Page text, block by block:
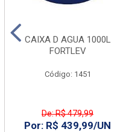
CAIXA D AGUA 1000L
FORTLEV
Código: 1451
De: R$ 479,99
Por: R$ 439,99/UN